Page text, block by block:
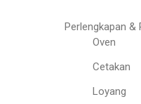
Perlengkapan &
Oven
Cetakan
Loyang